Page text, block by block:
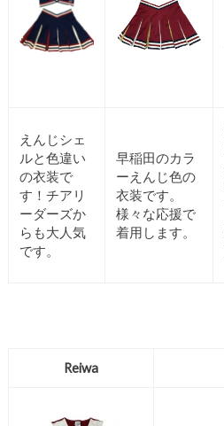
えんじシェ
ルと色違い
の衣装で
す！チアリ
ーダーズか
らも大人気
です。
早稲田のカラ
ーえんじ色の
衣装です。
様々な応援で
着用します。
Reiwa